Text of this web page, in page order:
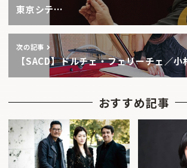
東京シテ…
次の記事
【SACD】ドルチェ・フェリーチェ／小
おすすめ記事